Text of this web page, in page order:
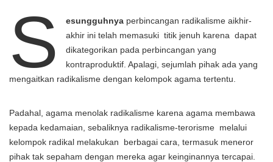
S esungguhnya perbincangan radikalisme aikhir-
akhir ini telah memasuki titik jenuh karena dapat
dikategorikan pada perbincangan yang
kontraproduktif. Apalagi, sejumlah pihak ada yang
mengaitkan radikalisme dengan kelompok agama tertentu.
Padahal, agama menolak radikalisme karena agama membawa
kepada kedamaian, sebaliknya radikalisme-terorisme melalui
kelompok radikal melakukan berbagai cara, termasuk meneror
pihak tak sepaham dengan mereka agar keinginannya tercapai.